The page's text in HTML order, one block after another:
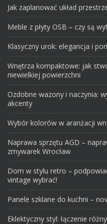
Jak zaplanować układ
Meble z płyty OSB – czy są
Klasyczny urok: elegancja i
Wnętrza kompaktowe: jak
niewielkiej powierzchni
Ozdobne wazony i naczynia:
akcenty
Wybór kolorów w aranżacji
Naprawa sprzętu AGD –
zmywarek Wrocław
Dom w stylu retro –
vintage wybrać!
Panele szklane do kuchni –
Eklektyczny styl: łączenie